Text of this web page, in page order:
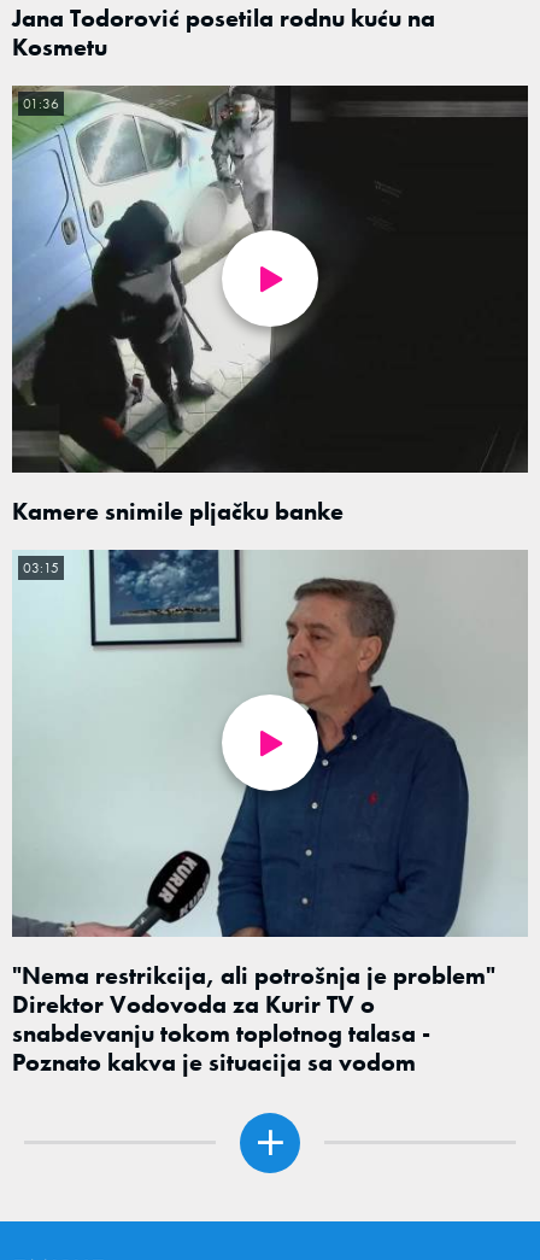
Jana Todorović posetila rodnu kuću na
Kosmetu
Kamere snimile pljačku banke
01:36
"Nema restrikcija, ali potrošnja je problem"
Direktor Vodovoda za Kurir TV o
snabdevanju tokom toplotnog talasa -
Poznato kakva je situacija sa vodom
03:15